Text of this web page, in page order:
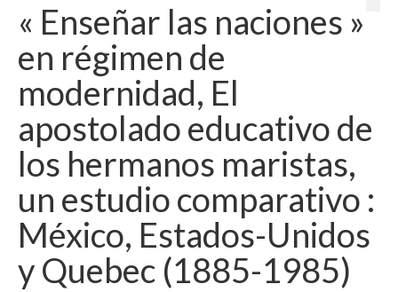
« Enseñar las naciones »
en régimen de
modernidad, El
apostolado educativo de
los hermanos maristas,
un estudio comparativo :
México, Estados-Unidos
y Quebec (1885-1985)